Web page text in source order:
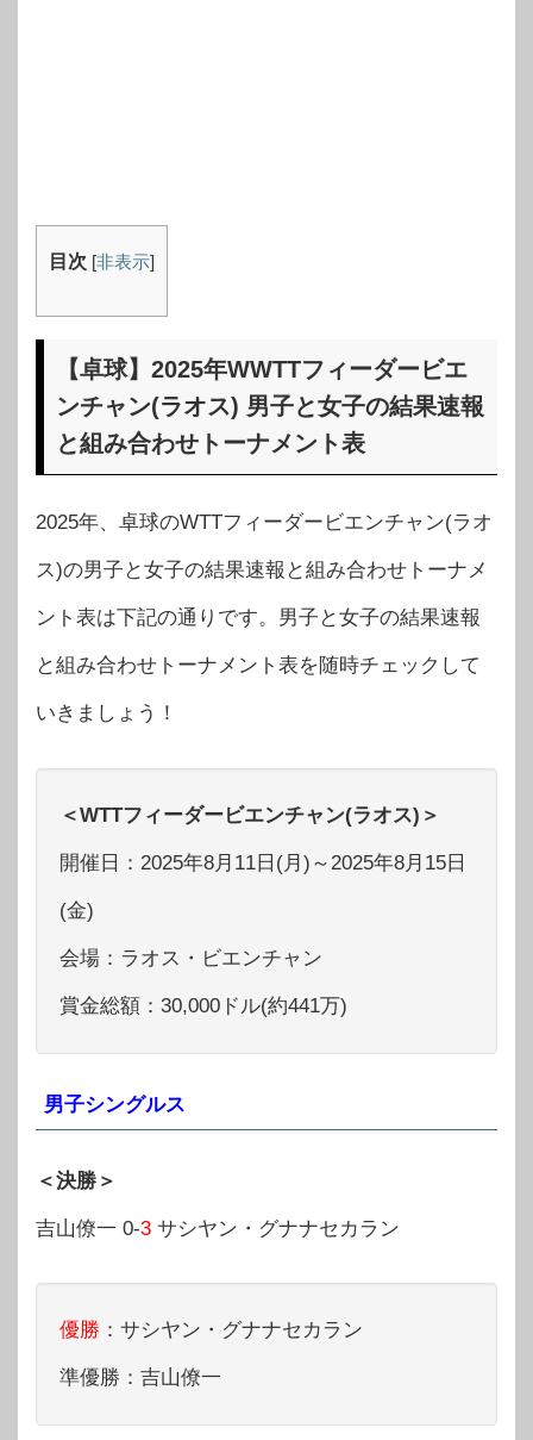
目次 [非表示]
【卓球】2025年WWTTフィーダービエ
ンチャン(ラオス) 男子と女子の結果速報
と組み合わせトーナメント表
2025年、卓球のWTTフィーダービエンチャン(ラオ
ス)の男子と女子の結果速報と組み合わせトーナメ
ント表は下記の通りです。男子と女子の結果速報
と組み合わせトーナメント表を随時チェックして
いきましょう！
＜WTTフィーダービエンチャン(ラオス)＞
開催日：2025年8月11日(月)～2025年8月15日
(金)
会場：ラオス・ビエンチャン
賞金総額：30,000ドル(約441万)
男子シングルス
＜決勝＞
吉山僚一 0-3 サシヤン・グナナセカラン
優勝 ：サシヤン・グナナセカラン
準優勝：吉山僚一